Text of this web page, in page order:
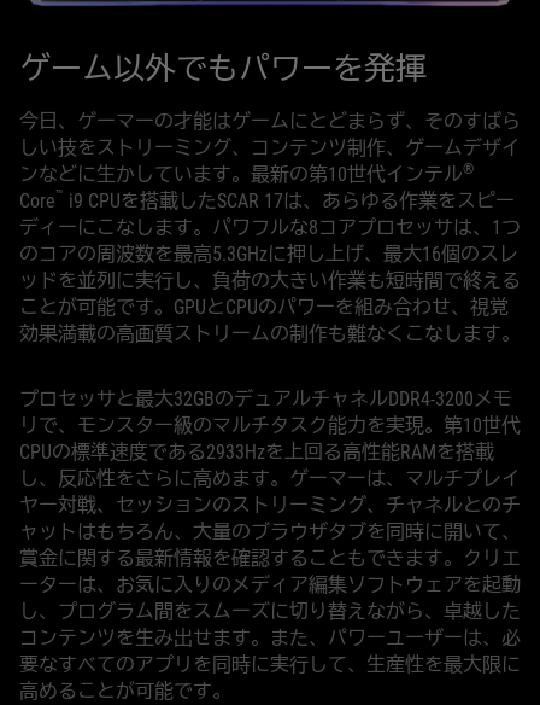
ゲーム以外でもパワーを発揮
今日、ゲーマーの才能はゲームにとどまらず、そのすばら
しい技をストリーミング、コンテンツ制作、ゲームデザイ
ンなどに生かしています。最新の第10世代インテル®
Core™ i9 CPUを搭載したSCAR 17は、あらゆる作業をスピー
ディーにこなします。パワフルな8コアプロセッサは、1つ
のコアの周波数を最高5.3GHzに押し上げ、最大16個のスレ
ッドを並列に実行し、負荷の大きい作業も短時間で終える
ことが可能です。GPUとCPUのパワーを組み合わせ、視覚
効果満載の高画質ストリームの制作も難なくこなします。
プロセッサと最大32GBのデュアルチャネルDDR4-3200メモ
リで、モンスター級のマルチタスク能力を実現。第10世代
CPUの標準速度である2933Hzを上回る高性能RAMを搭載
し、反応性をさらに高めます。ゲーマーは、マルチプレイ
ヤー対戦、セッションのストリーミング、チャネルとのチ
ャットはもちろん、大量のブラウザタブを同時に開いて、
賞金に関する最新情報を確認することもできます。クリエ
ーターは、お気に入りのメディア編集ソフトウェアを起動
し、プログラム間をスムーズに切り替えながら、卓越した
コンテンツを生み出せます。また、パワーユーザーは、必
要なすべてのアプリを同時に実行して、生産性を最大限に
高めることが可能です。